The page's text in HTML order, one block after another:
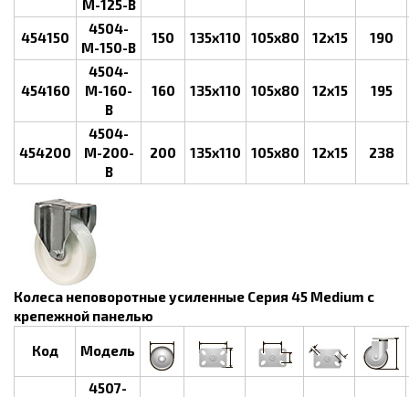
M-125-B
454150
4504-
M-150-B
150 135x110 105x80 12х15 190
454160
4504-
M-160-
B
160 135x110 105x80 12х15 195
454200
4504-
M-200-
B
200 135x110 105x80 12х15 238
Колеса неповоротные усиленные Серия 45 Medium с
крепежной панелью
Код Модель
4507-